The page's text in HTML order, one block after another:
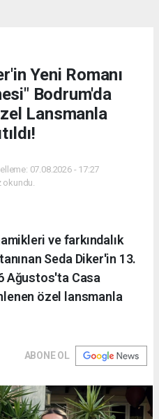
Yeni Romanı
Bodrum'da
Lansmanla
07.08.2026 - 17:27
okundu.
ve farkındalık
Seda Diker'in 13.
Ağustos'ta Casa
özel lansmanla
ABONE OL